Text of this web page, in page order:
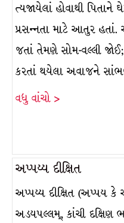
ત્યજાયેલાં હોવાથી પિતાને
પ્રસન્નતા માટે આતુર
જતાં તેમણે સોમ-વલ્લી
કરતાં થયેલા અવાજને
વધુ વાંચો >
અપ્પય્ય દીક્ષિત
અપ્પય્ય દીક્ષિત (અપ્પય કે
અડયપલ્લમ્, કાંચી દક્ષિણ